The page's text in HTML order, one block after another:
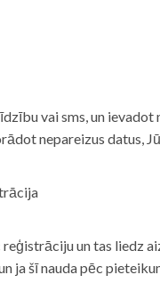
vai sms, un
nepareizus datus,
un tas
ja šī nauda pēc